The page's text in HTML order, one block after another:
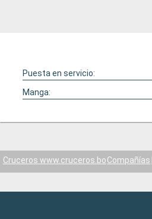
Puesta en servicio:
Manga:
Cruceros www.cruceros.boCompañías